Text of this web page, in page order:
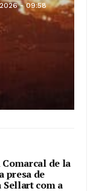
- 09:58
de la
presa de
Sellart com a